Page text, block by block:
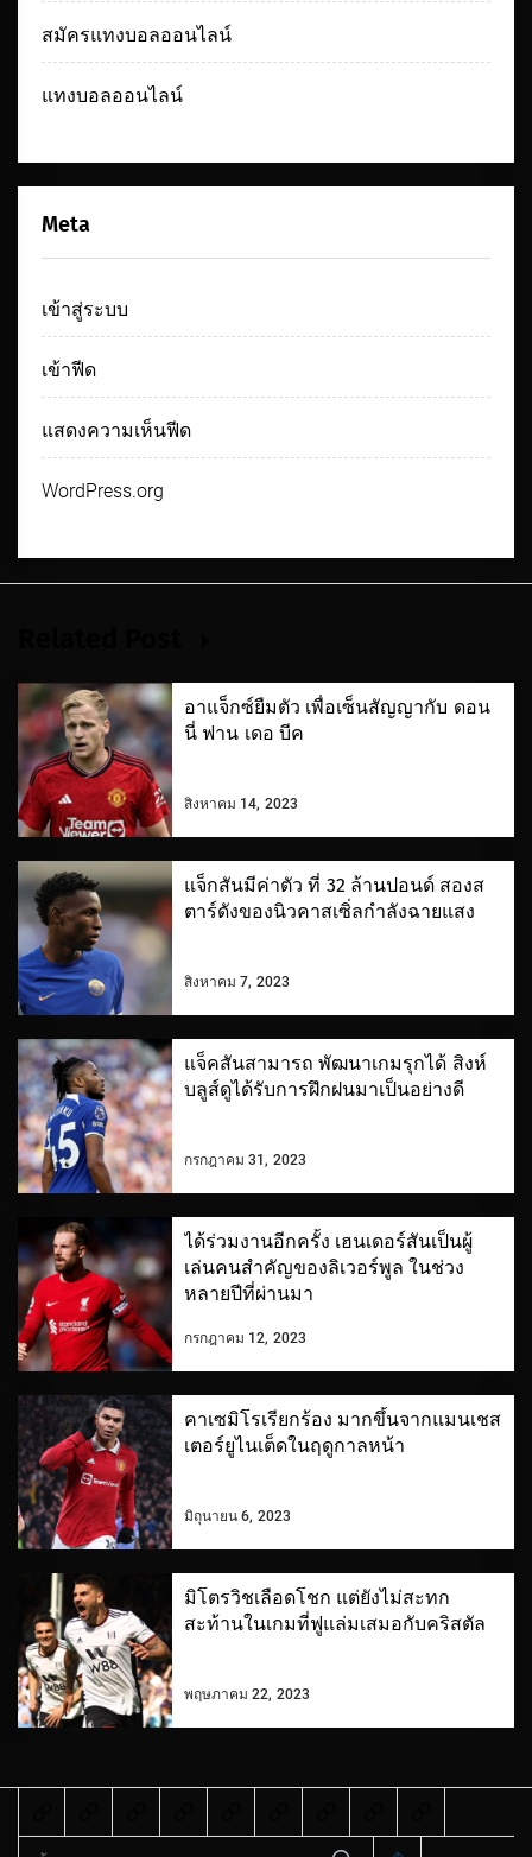
สมัครแทงบอลออนไลน์
แทงบอลออนไลน์
Meta
เข้าสู่ระบบ
เข้าฟีด
แสดงความเห็นฟีด
WordPress.org
อาแจ็กซ์ยืมตัว เพื่อเซ็นสัญญากับ ดอน
นี่ ฟาน เดอ บีค
สิงหาคม 14, 2023
แจ็กสันมีค่าตัว ที่ 32 ล้านปอนด์ สองส
ตาร์ดังของนิวคาสเซิ่ลกำลังฉายแสง
สิงหาคม 7, 2023
แจ็คสันสามารถ พัฒนาเกมรุกได้ สิงห์
บลูส์ดูได้รับการฝึกฝนมาเป็นอย่างดี
กรกฎาคม 31, 2023
ได้ร่วมงานอีกครั้ง เฮนเดอร์สันเป็นผู้
เล่นคนสำคัญของลิเวอร์พูล ในช่วง
หลายปีที่ผ่านมา
กรกฎาคม 12, 2023
คาเซมิโรเรียกร้อง มากขึ้นจากแมนเชส
เตอร์ยูไนเต็ดในฤดูกาลหน้า
มิถุนายน 6, 2023
มิโตรวิชเลือดโชก แต่ยังไม่สะทก
สะท้านในเกมที่ฟูแล่มเสมอกับคริสตัล
พฤษภาคม 22, 2023
ค้นหา